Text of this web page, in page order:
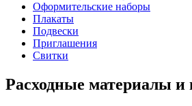
Оформительские наборы
Плакаты
Подвески
Приглашения
Свитки
Расходные материалы и